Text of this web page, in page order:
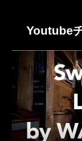
Youtube